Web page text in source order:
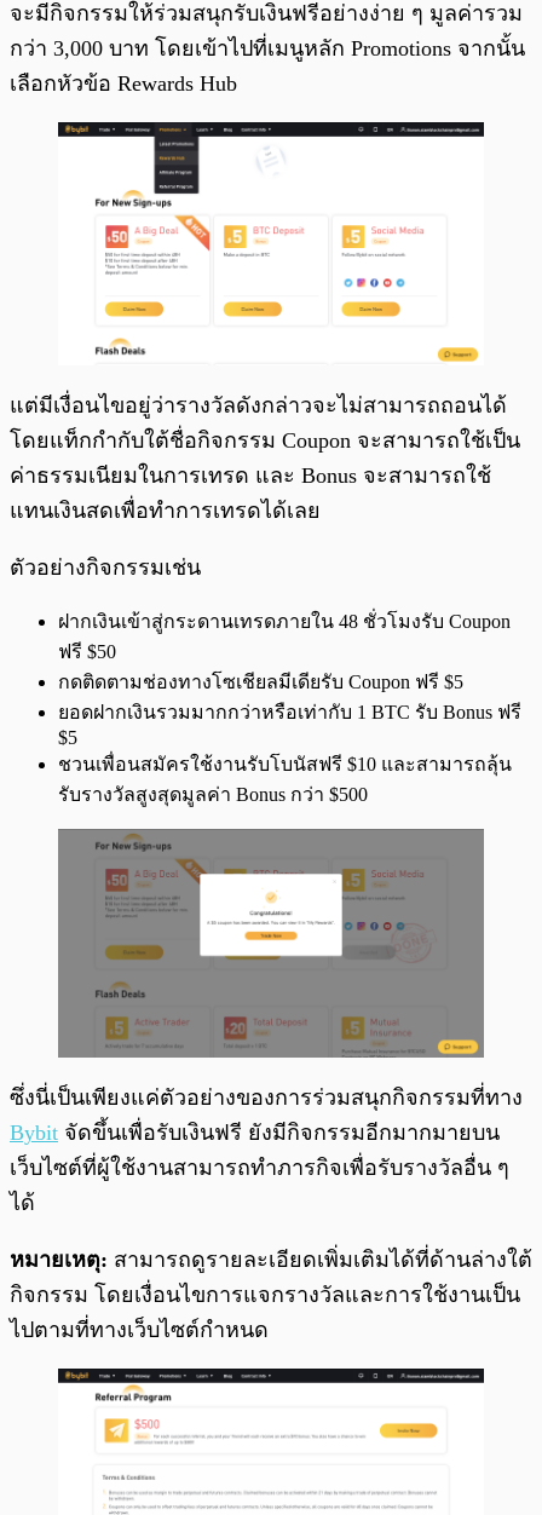
จะมีกิจกรรมให้ร่วมสนุกรับเงินฟรีอย่างง่าย ๆ มูลค่ารวม
กว่า 3,000 บาท โดยเข้าไปที่เมนูหลัก Promotions จากนั้น
เลือกหัวข้อ Rewards Hub
แต่มีเงื่อนไขอยู่ว่ารางวัลดังกล่าวจะไม่สามารถถอนได้
โดยแท็กกำกับใต้ชื่อกิจกรรม Coupon จะสามารถใช้เป็น
ค่าธรรมเนียมในการเทรด และ Bonus จะสามารถใช้
แทนเงินสดเพื่อทำการเทรดได้เลย
ตัวอย่างกิจกรรมเช่น
ฝากเงินเข้าสู่กระดานเทรดภายใน 48 ชั่วโมงรับ Coupon
ฟรี $50
กดติดตามช่องทางโซเชียลมีเดียรับ Coupon ฟรี $5
ยอดฝากเงินรวมมากกว่าหรือเท่ากับ 1 BTC รับ Bonus ฟรี
$5
ชวนเพื่อนสมัครใช้งานรับโบนัสฟรี $10 และสามารถลุ้น
รับรางวัลสูงสุดมูลค่า Bonus กว่า $500
ซึ่งนี่เป็นเพียงแค่ตัวอย่างของการร่วมสนุกกิจกรรมที่ทาง
Bybit จัดขึ้นเพื่อรับเงินฟรี ยังมีกิจกรรมอีกมากมายบน
เว็บไซต์ที่ผู้ใช้งานสามารถทำภารกิจเพื่อรับรางวัลอื่น ๆ
ได้
หมายเหตุ: สามารถดูรายละเอียดเพิ่มเติมได้ที่ด้านล่างใต้
กิจกรรม โดยเงื่อนไขการแจกรางวัลและการใช้งานเป็น
ไปตามที่ทางเว็บไซต์กำหนด